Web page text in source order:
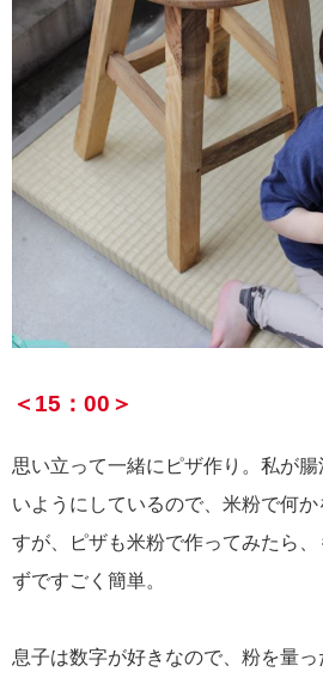
＜15：00＞
思い立って一緒にピザ作り。私が
いようにしているので、米粉で何
すが、ピザも米粉で作ってみたら
ずですごく簡単。
息子は数字が好きなので、粉を量